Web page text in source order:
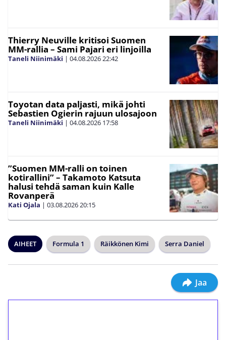
Thierry Neuville kritisoi Suomen
MM-rallia – Sami Pajari eri linjoilla
Taneli Niinimäki | 04.08.202622:42
Toyotan data paljasti, mikä johti
Sebastien Ogierin rajuun ulosajoon
Taneli Niinimäki | 04.08.2026 17:58
”Suomen MM-ralli on toinen
kotirallini” – Takamoto Katsuta
halusi tehdä saman kuin Kalle
Rovanperä
Kati Ojala | 03.08.202620:15
AIHEET Formula 1 Räikkönen Kimi Serra Daniel
Jaa